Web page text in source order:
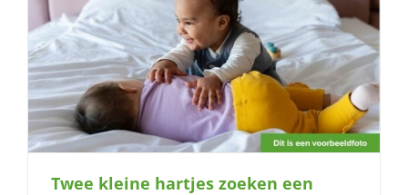
Twee kleine hartjes zoeken een